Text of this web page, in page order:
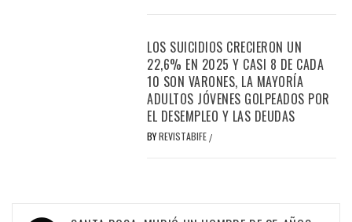
LOS SUICIDIOS CRECIERON UN
22,6% EN 2025 Y CASI 8 DE CADA
10 SON VARONES, LA MAYORÍA
ADULTOS JÓVENES GOLPEADOS POR
EL DESEMPLEO Y LAS DEUDAS
BYREVISTABIFE /